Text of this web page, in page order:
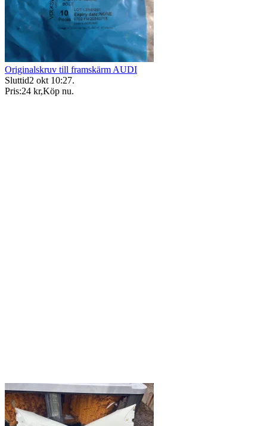
Originalskruv till framskärm AUDI
Sluttid2 okt 10:27.
Pris:24 kr,Köp nu.